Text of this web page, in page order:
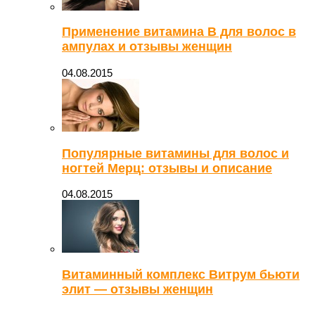
Применение витамина В для волос в
ампулах и отзывы женщин
04.08.2015
Популярные витамины для волос и
ногтей Мерц: отзывы и описание
04.08.2015
Витаминный комплекс Витрум бьюти
элит — отзывы женщин